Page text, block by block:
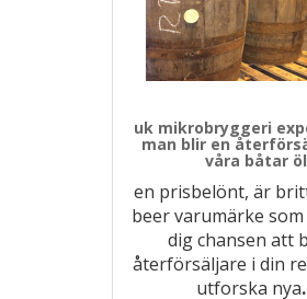
uk mikrobryggeri
man blir en
våra båtar öl
en prisbelönt, är
beer varumärke
dig chansen att
återförsäljare i din
utforska nya